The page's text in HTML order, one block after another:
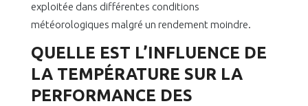
exploitée dans différentes conditions
météorologiques malgré un rendement moindre.
QUELLE EST L’INFLUENCE DE
LA TEMPÉRATURE SUR LA
PERFORMANCE DES